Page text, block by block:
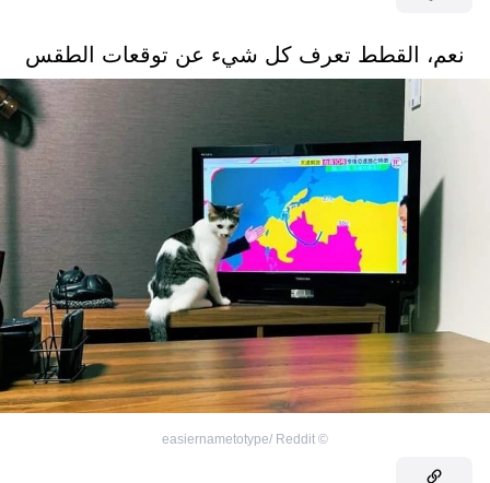
نعم، القطط تعرف كل شيء عن توقعات الطقس
©
easiernametotype/ Reddit